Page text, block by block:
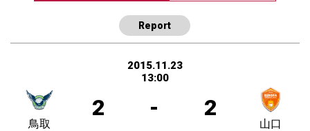
Report
2015.11.23
13:00
2 - 2
鳥取 山口